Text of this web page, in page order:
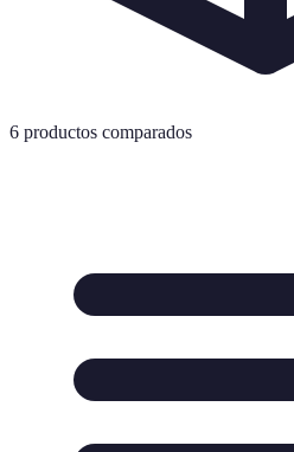
6 productos comparados